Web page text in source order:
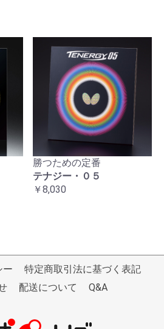
勝つための定番
テナジー・０５
￥8,030
ー
特定商取引法に基づく表記
配送について Q&A